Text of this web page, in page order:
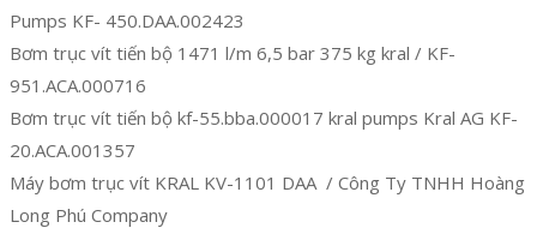
Pumps KF- 450.DAA.002423
Bơm trục vít tiến bộ 1471 l/m 6,5 bar 375 kg kral / KF-
951.ACA.000716
Bơm trục vít tiến bộ kf-55.bba.000017 kral pumps Kral AG KF-
20.ACA.001357
Máy bơm trục vít KRAL KV-1101 DAA / Công Ty TNHH Hoàng
Long Phú Company